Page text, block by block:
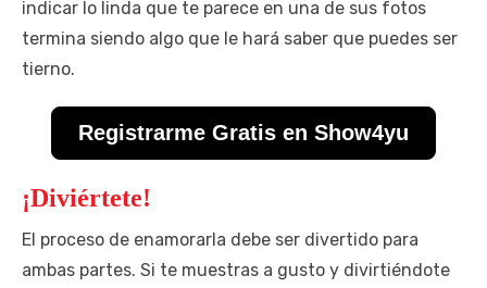
indicar lo linda que te parece en una de sus fotos
termina siendo algo que le hará saber que puedes ser
tierno.
Registrarme Gratis en Show4yu
¡Diviértete!
El proceso de enamorarla debe ser divertido para
ambas partes. Si te muestras a gusto y divirtiéndote